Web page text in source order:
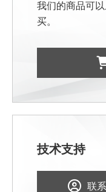
我们的商品可
买。
技术支持
联